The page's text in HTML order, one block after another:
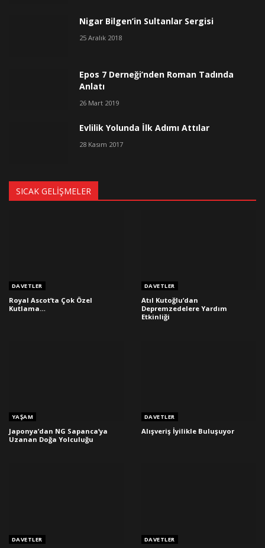
Nigar Bilgen’in Sultanlar Sergisi
25 Aralık 2018
Epos 7 Derneği’nden Roman Tadında
Anlatı
26 Mart 2019
Evlilik Yolunda İlk Adımı Attılar
28 Kasım 2017
SICAK GELIŞMELER
DAVETLER
Royal Ascot’ta Çok Özel
Kutlama…
DAVETLER
Atıl Kutoğlu’dan
Depremzedelere Yardım
Etkinliği
YAŞAM
Japonya’dan NG Sapanca’ya
Uzanan Doğa Yolculuğu
DAVETLER
Alışveriş İyilikle Buluşuyor
DAVETLER DAVETLER